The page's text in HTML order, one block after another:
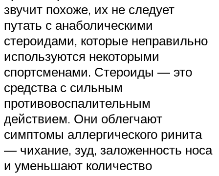
звучит похоже, их не следует
путать с анаболическими
стероидами, которые неправильно
используются некоторыми
спортсменами. Стероиды — это
средства с сильным
противовоспалительным
действием. Они облегчают
симптомы аллергического ринита
— чихание, зуд, заложенность носа
и уменьшают количество